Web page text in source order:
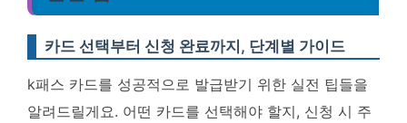
카드 선택부터 신청 완료까지, 단계별 가이드
k패스 카드를 성공적으로 발급받기 위한 실전 팁들을
알려드릴게요. 어떤 카드를 선택해야 할지, 신청 시 주